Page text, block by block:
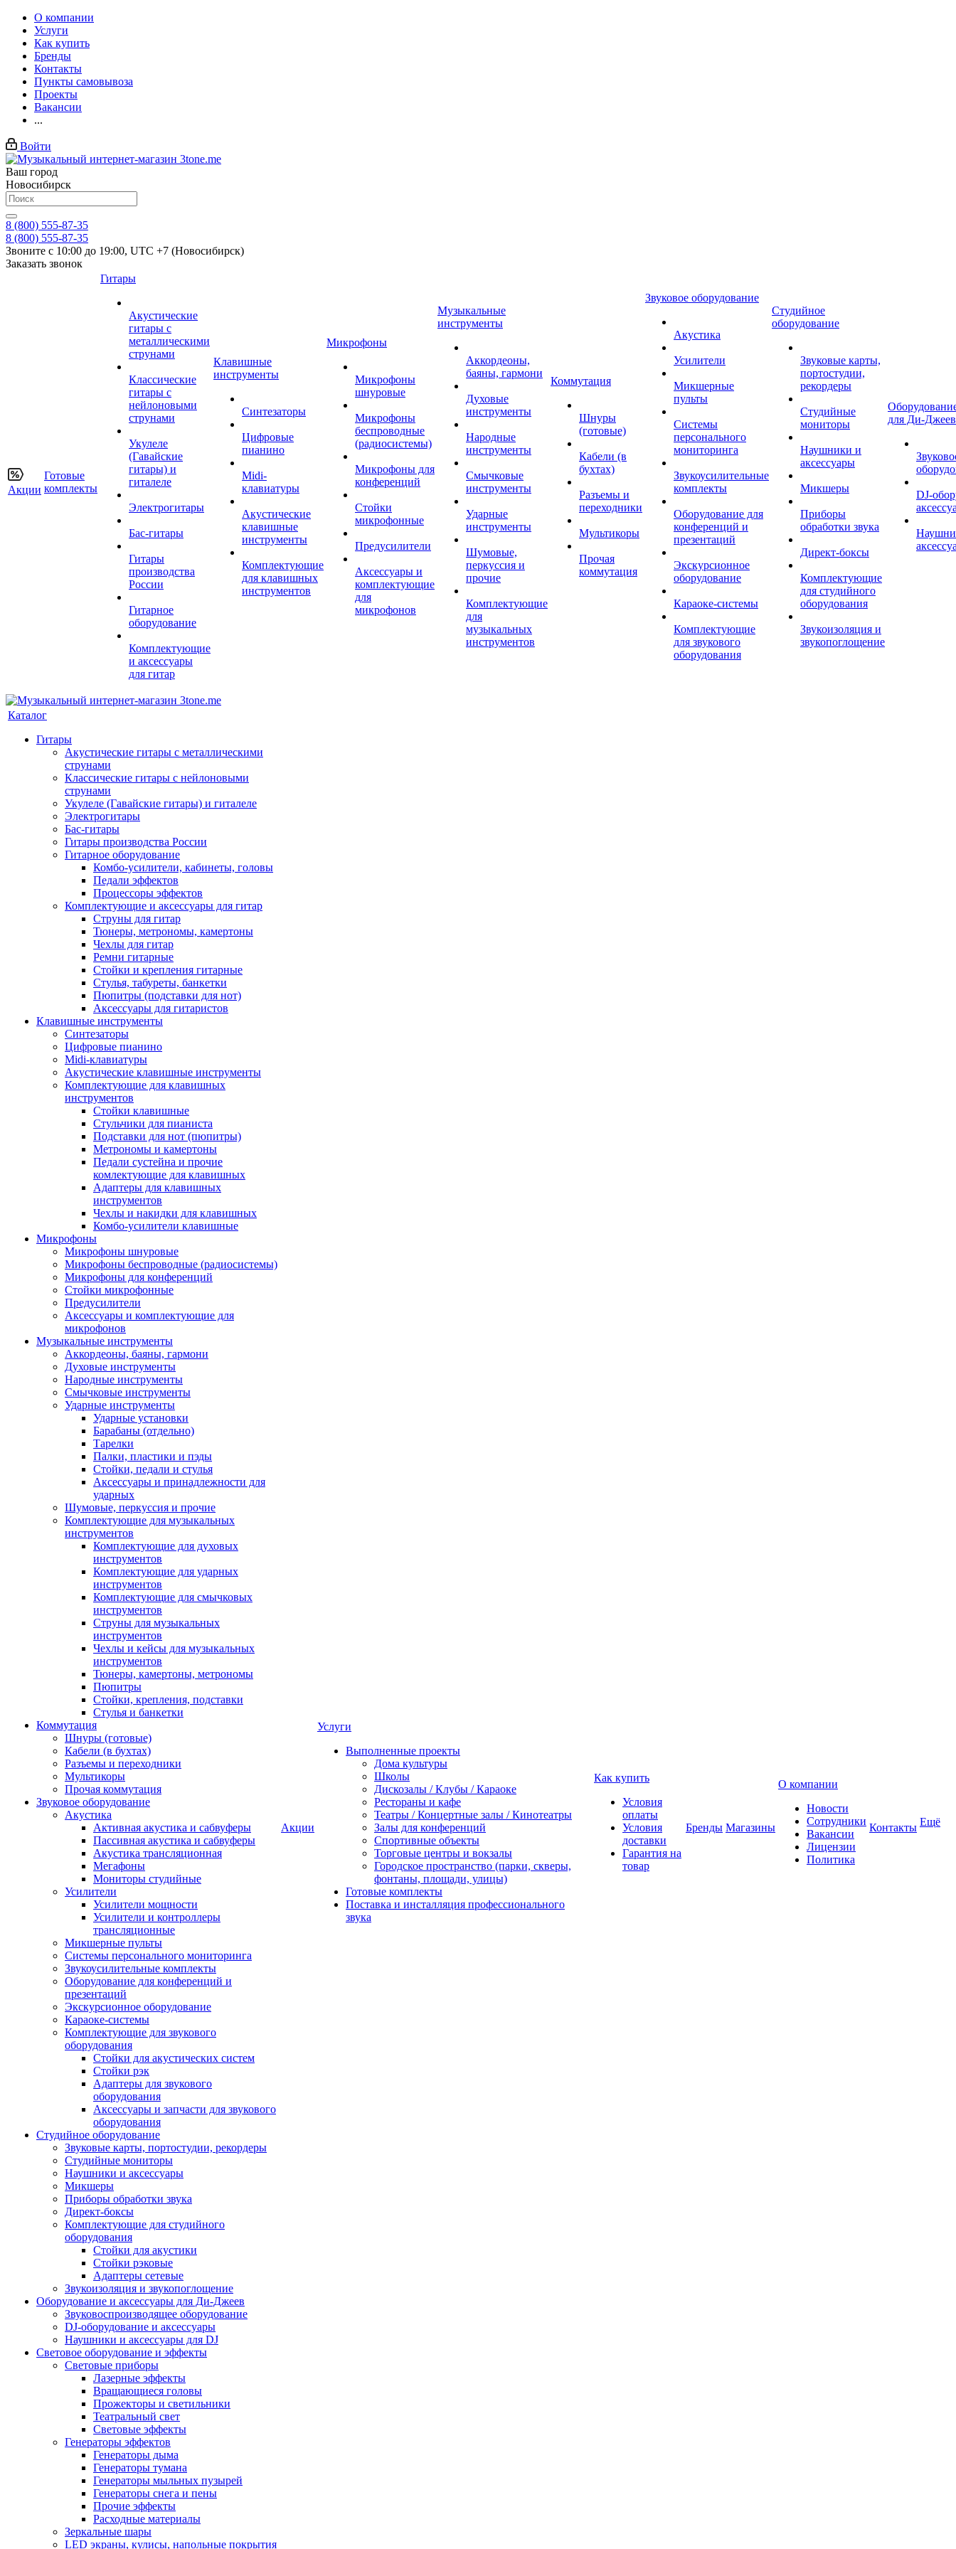
О компании
Услуги
Как купить
Бренды
Контакты
Пункты самовывоза
Проекты
Вакансии
...
Войти
Ваш город
Новосибирск
8 (800) 555-87-35
8 (800) 555-87-35
Звоните с 10:00 до 19:00, UTC +7 (Новосибирск)
Заказать звонок
Акции
Готовые
комплекты
Гитары
Акустические
гитары с
металлическими
струнами
Классические
гитары с
нейлоновыми
струнами
Укулеле
(Гавайские
гитары) и
гиталеле
Электрогитары
Бас-гитары
Гитары
производства
России
Гитарное
оборудование
Комплектующие
и аксессуары
для гитар
Клавишные
инструменты
Синтезаторы
Цифровые
пианино
Midi-
клавиатуры
Акустические
клавишные
инструменты
Комплектующие
для клавишных
инструментов
Микрофоны
Микрофоны
шнуровые
Микрофоны
беспроводные
(радиосистемы)
Микрофоны для
конференций
Стойки
микрофонные
Предусилители
Аксессуары и
комплектующие
для
микрофонов
Музыкальные
инструменты
Аккордеоны,
баяны, гармони
Духовые
инструменты
Народные
инструменты
Смычковые
инструменты
Ударные
инструменты
Шумовые,
перкуссия и
прочие
Комплектующие
для
музыкальных
инструментов
Коммутация
Шнуры
(готовые)
Кабели (в
бухтах)
Разъемы и
переходники
Мультикоры
Прочая
коммутация
Звуковое оборудование
Акустика
Усилители
Микшерные
пульты
Системы
персонального
мониторинга
Звукоусилительные
комплекты
Оборудование для
конференций и
презентаций
Экскурсионное
оборудование
Караоке-системы
Комплектующие
для звукового
оборудования
Студийное
оборудование
Звуковые карты,
портостудии,
рекордеры
Студийные
мониторы
Наушники и
аксессуары
Микшеры
Приборы
обработки звука
Директ-боксы
Комплектующие
для студийного
оборудования
Звукоизоляция и
звукопоглощение
для Ди-Джеев
DJ-
Каталог
Гитары
Акустические гитары с металлическими
струнами
Классические гитары с нейлоновыми
струнами
Укулеле (Гавайские гитары) и гиталеле
Электрогитары
Бас-гитары
Гитары производства России
Гитарное оборудование
Комбо-усилители, кабинеты, головы
Педали эффектов
Процессоры эффектов
Комплектующие и аксессуары для гитар
Струны для гитар
Тюнеры, метрономы, камертоны
Чехлы для гитар
Ремни гитарные
Стойки и крепления гитарные
Стулья, табуреты, банкетки
Пюпитры (подставки для нот)
Аксессуары для гитаристов
Клавишные инструменты
Синтезаторы
Цифровые пианино
Midi-клавиатуры
Акустические клавишные инструменты
Комплектующие для клавишных
инструментов
Стойки клавишные
Стульчики для пианиста
Подставки для нот (пюпитры)
Метрономы и камертоны
Педали сустейна и прочие
комлектующие для клавишных
Адаптеры для клавишных
инструментов
Чехлы и накидки для клавишных
Комбо-усилители клавишные
Микрофоны
Микрофоны шнуровые
Микрофоны беспроводные (радиосистемы)
Микрофоны для конференций
Стойки микрофонные
Предусилители
Аксессуары и комплектующие для
микрофонов
Музыкальные инструменты
Аккордеоны, баяны, гармони
Духовые инструменты
Народные инструменты
Смычковые инструменты
Ударные инструменты
Ударные установки
Барабаны (отдельно)
Тарелки
Палки, пластики и пэды
Стойки, педали и стулья
Аксессуары и принадлежности для
ударных
Шумовые, перкуссия и прочие
Комплектующие для музыкальных
инструментов
Комплектующие для духовых
инструментов
Комплектующие для ударных
инструментов
Комплектующие для смычковых
инструментов
Струны для музыкальных
инструментов
Чехлы и кейсы для музыкальных
инструментов
Тюнеры, камертоны, метрономы
Пюпитры
Стойки, крепления, подставки
Стулья и банкетки
Коммутация
Шнуры (готовые)
Кабели (в бухтах)
Разъемы и переходники
Мультикоры
Прочая коммутация
Звуковое оборудование
Акустика
Активная акустика и сабвуферы
Пассивная акустика и сабвуферы
Акустика трансляционная
Мегафоны
Мониторы студийные
Усилители
Усилители мощности
Усилители и контроллеры
трансляционные
Микшерные пульты
Системы персонального мониторинга
Звукоусилительные комплекты
Оборудование для конференций и
презентаций
Экскурсионное оборудование
Караоке-системы
Комплектующие для звукового
оборудования
Стойки для акустических систем
Стойки рэк
Адаптеры для звукового
оборудования
Аксессуары и запчасти для звукового
оборудования
Студийное оборудование
Звуковые карты, портостудии, рекордеры
Студийные мониторы
Наушники и аксессуары
Микшеры
Приборы обработки звука
Директ-боксы
Комплектующие для студийного
оборудования
Стойки для акустики
Стойки рэковые
Адаптеры сетевые
Звукоизоляция и звукопоглощение
Оборудование и аксессуары для Ди-Джеев
Звуковоспроизводящее оборудование
DJ-оборудование и аксессуары
Наушники и аксессуары для DJ
Световое оборудование и эффекты
Световые приборы
Лазерные эффекты
Вращающиеся головы
Прожекторы и светильники
Театральный свет
Световые эффекты
Генераторы эффектов
Генераторы дыма
Генераторы тумана
Генераторы мыльных пузырей
Генераторы снега и пены
Прочие эффекты
Расходные материалы
Зеркальные шары
LED экраны, кулисы, напольные покрытия
Акции
Услуги
Выполненные проекты
Дома культуры
Школы
Дискозалы / Клубы / Караоке
Рестораны и кафе
Театры / Концертные залы / Кинотеатры
Залы для конференций
Спортивные объекты
Торговые центры и вокзалы
Городское пространство (парки, скверы,
фонтаны, площади, улицы)
Готовые комплекты
Поставка и инсталляция профессионального
звука
Как купить
Условия
оплаты
Условия
доставки
Гарантия на
товар
Бренды Магазины
О компании
Новости
Сотрудники
Вакансии
Лицензии
Политика
Контакты Ещё